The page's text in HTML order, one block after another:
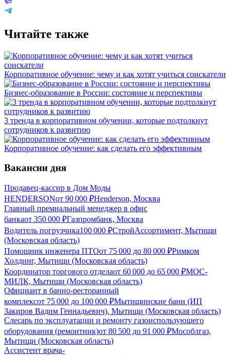
Читайте также
Корпоративное обучение: чему и как хотят учиться соискатели
Бизнес-образование в России: состояние и перспективы
3 тренда в корпоративном обучении, которые подтолкнут
сотрудников к развитию
Корпоративное обучение: как сделать его эффективным
Вакансии дня
Продавец-кассир в Дом Моды
HENDERSONот 90 000 ₽Henderson, Москва
Главный премиальный менеджер в офис
банкаот 350 000 ₽Газпромбанк, Москва
Водитель погрузчика100 000 ₽СтройАссортимент, Мытищи
(Московская область)
Помощник инженера ПТОот 75 000 до 80 000 ₽Римком
Холдинг, Мытищи (Московская область)
Координатор торгового отделаот 60 000 до 65 000 ₽МОС-
МИЛК, Мытищи (Московская область)
Официант в банно-ресторанный
комплексот 75 000 до 100 000 ₽Мытищинские бани (ИП
Закиров Вадим Геннадьевич), Мытищи (Московская область)
Слесарь по эксплуатации и ремонту газоиспользующего
оборудования (ремонтник)от 80 500 до 91 000 ₽Мособлгаз,
Мытищи (Московская область)
Ассистент врача-